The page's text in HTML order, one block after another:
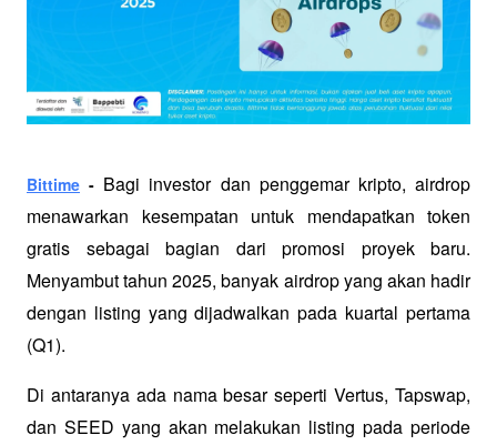
Bittime - Bagi investor dan penggemar kripto, airdrop
menawarkan kesempatan untuk mendapatkan token
gratis sebagai bagian dari promosi proyek baru.
Menyambut tahun 2025, banyak airdrop yang akan hadir
dengan listing yang dijadwalkan pada kuartal pertama
(Q1).
Di antaranya ada nama besar seperti Vertus, Tapswap,
dan SEED yang akan melakukan listing pada periode